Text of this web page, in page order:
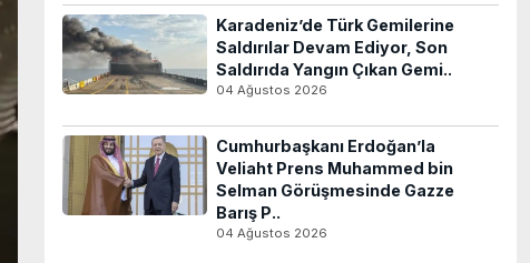
Karadeniz’de Türk Gemilerine
Saldırılar Devam Ediyor, Son
Saldırıda Yangın Çıkan Gemi..
04 Ağustos 2026
Cumhurbaşkanı Erdoğan’la
Veliaht Prens Muhammed bin
Selman Görüşmesinde Gazze
Barış P..
04 Ağustos 2026